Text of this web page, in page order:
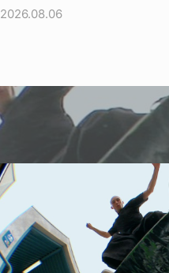
2026.08.06